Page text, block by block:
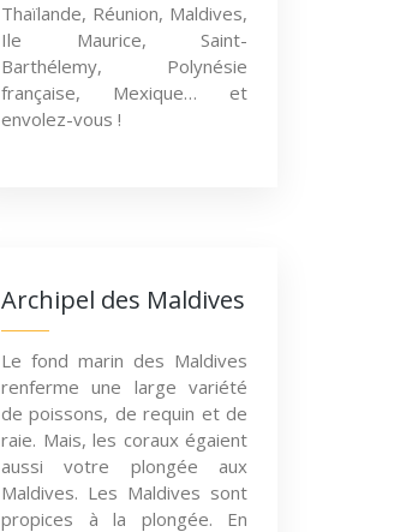
Thaïlande, Réunion, Maldives,
Ile Maurice, Saint-
Barthélemy, Polynésie
française, Mexique… et
envolez-vous !
Archipel des Maldives
Le fond marin des Maldives
renferme une large variété
de poissons, de requin et de
raie. Mais, les coraux égaient
aussi votre plongée aux
Maldives. Les Maldives sont
propices à la plongée. En